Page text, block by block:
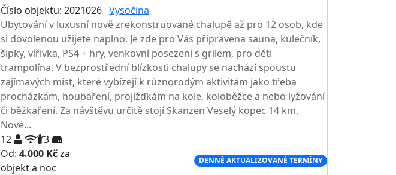
Číslo objektu: 2021026 Vysočina
Ubytování v luxusní nově zrekonstruované chalupě až pro 12 osob, kde
si dovolenou užijete naplno. Je zde pro Vás připravena sauna, kulečník,
šipky, vířivka, PS4 + hry, venkovní posezení s grilem, pro děti
trampolína. V bezprostřední blízkosti chalupy se nachází spoustu
zajímavých míst, které vybízejí k různorodým aktivitám jako třeba
procházkám, houbaření, projížďkám na kole, koloběžce a nebo lyžování
či běžkaření. Za návštěvu určitě stojí Skanzen Veselý kopec 14 km,
Nové...
12
3
Od:4.000 Kčza
objekt a noc
DENNĚ AKTUALIZOVANÉ TERMÍNY